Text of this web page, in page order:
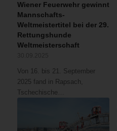
Wiener Feuerwehr gewinnt
Mannschafts-
Weltmeistertitel bei der 29.
Rettungshunde
Weltmeisterschaft
Von 16. bis 21. September
2025 fand in Rapsach,
Tschechische…